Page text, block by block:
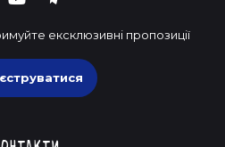
ексклюзивні пропозиції